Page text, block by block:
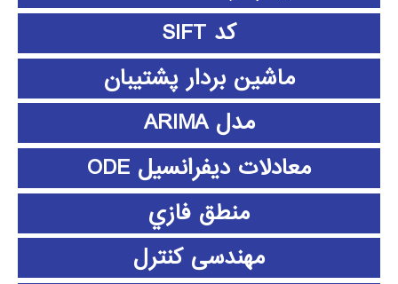
کد SIFT
ماشین بردار پشتیبان
مدل ARIMA
معادلات دیفرانسیل ODE
منطق فازي
مهندسی کنترل